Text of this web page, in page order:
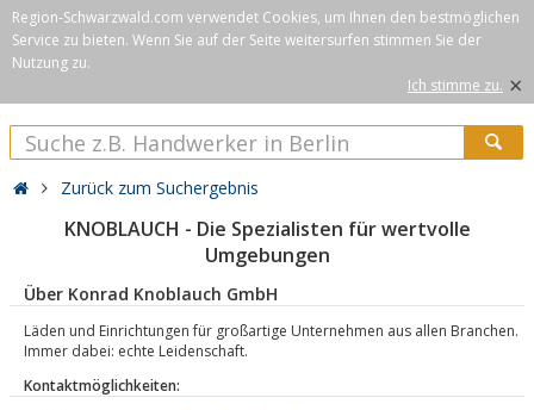
Region-Schwarzwald.com verwendet Cookies, um Ihnen den bestmöglichen
Service zu bieten. Wenn Sie auf der Seite weitersurfen stimmen Sie der
Nutzung zu.
Ich stimme zu. ×
Zurück zum Suchergebnis
KNOBLAUCH - Die Spezialisten für wertvolle
Umgebungen
Über Konrad Knoblauch GmbH
Läden und Einrichtungen für großartige Unternehmen aus allen Branchen.
Immer dabei: echte Leidenschaft.
Kontaktmöglichkeiten: